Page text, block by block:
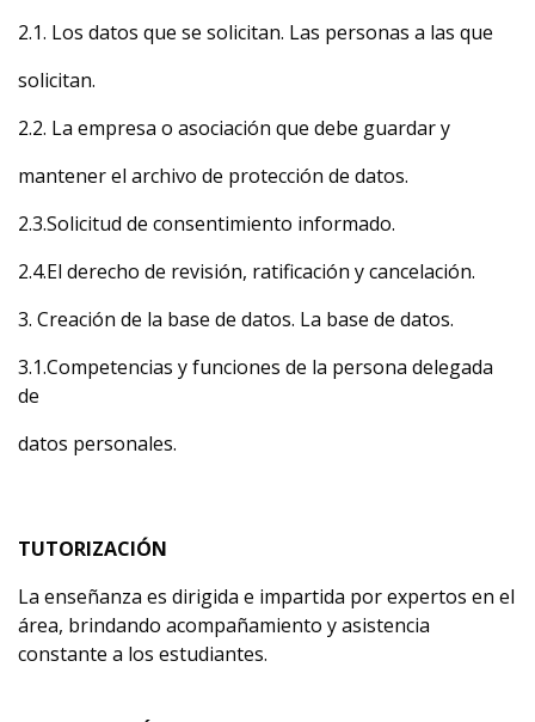
2.1. Los datos que se solicitan. Las personas a las que
solicitan.
2.2. La empresa o asociación que debe guardar y
mantener el archivo de protección de datos.
2.3.Solicitud de consentimiento informado.
2.4.El derecho de revisión, ratificación y cancelación.
3. Creación de la base de datos. La base de datos.
3.1.Competencias y funciones de la persona delegada
de
datos personales.
TUTORIZACIÓN
La enseñanza es dirigida e impartida por expertos en el
área, brindando acompañamiento y asistencia
constante a los estudiantes.